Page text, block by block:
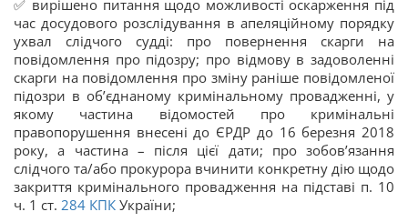
✅ вирішено питання щодо можливості оскарження під
час досудового розслідування в апеляційному порядку
ухвал слідчого судді: про повернення скарги на
повідомлення про підозру; про відмову в задоволенні
скарги на повідомлення про зміну раніше повідомленої
підозри в об’єднаному кримінальному провадженні, у
якому частина відомостей про кримінальні
правопорушення внесені до ЄРДР до 16 березня 2018
року, а частина – після цієї дати; про зобов’язання
слідчого та/або прокурора вчинити конкретну дію щодо
закриття кримінального провадження на підставі п. 10
ч. 1 ст. 284 КПК України;